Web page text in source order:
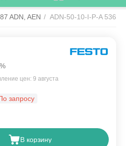
ADN, AEN / ADN-50-10-I-P-A
цен: 9 августа
запросу
В корзину